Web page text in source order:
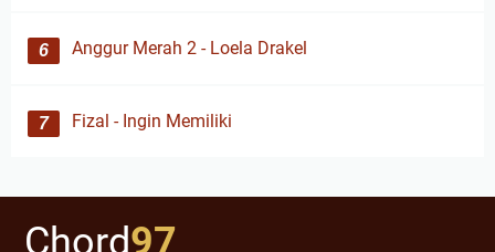
Anggur Merah 2 - Loela Drakel
Fizal - Ingin Memiliki
Chord97